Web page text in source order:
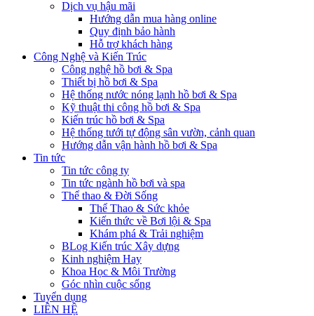
Dịch vụ hậu mãi
Hướng dẫn mua hàng online
Quy định bảo hành
Hỗ trợ khách hàng
Công Nghệ và Kiến Trúc
Công nghệ hồ bơi & Spa
Thiết bị hồ bơi & Spa
Hệ thống nước nóng lạnh hồ bơi & Spa
Kỹ thuật thi công hồ bơi & Spa
Kiến trúc hồ bơi & Spa
Hệ thống tưới tự động sân vườn, cảnh quan
Hướng dẫn vận hành hồ bơi & Spa
Tin tức
Tin tức công ty
Tin tức ngành hồ bơi và spa
Thể thao & Đời Sống
Thể Thao & Sức khỏe
Kiến thức về Bơi lội & Spa
Khám phá & Trải nghiệm
BLog Kiến trúc Xây dựng
Kinh nghiệm Hay
Khoa Học & Môi Trường
Góc nhìn cuộc sống
Tuyển dụng
LIÊN HỆ